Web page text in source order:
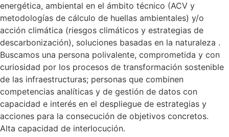
energética, ambiental en el ámbito técnico (ACV y
metodologías de cálculo de huellas ambientales) y/o
acción climática (riesgos climáticos y estrategias de
descarbonización), soluciones basadas en la naturaleza .
Buscamos una persona polivalente, comprometida y con
curiosidad por los procesos de transformación sostenible
de las infraestructuras; personas que combinen
competencias analíticas y de gestión de datos con
capacidad e interés en el despliegue de estrategias y
acciones para la consecución de objetivos concretos.
Alta capacidad de interlocución.